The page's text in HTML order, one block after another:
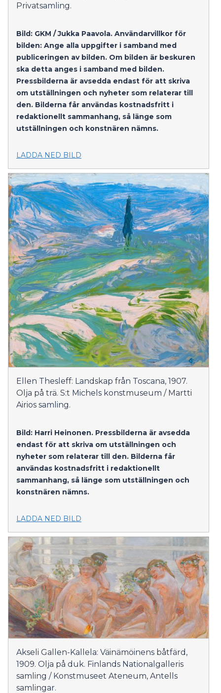
Privatsamling.
Bild: GKM / Jukka Paavola. Användarvillkor för
bilden: Ange alla uppgifter i samband med
publiceringen av bilden. Om bilden är beskuren
ska detta anges i samband med bilden.
Pressbilderna är avsedda endast för att skriva
om utställningen och nyheter som relaterar till
den. Bilderna får användas kostnadsfritt i
redaktionellt sammanhang, så länge som
utställningen och konstnären nämns.
LADDA NED BILD
Ellen Thesleff: Landskap från Toscana, 1907.
Olja på trä. S:t Michels konstmuseum / Martti
Airios samling.
Bild: Harri Heinonen. Pressbilderna är avsedda
endast för att skriva om utställningen och
nyheter som relaterar till den. Bilderna får
användas kostnadsfritt i redaktionellt
sammanhang, så länge som utställningen och
konstnären nämns.
LADDA NED BILD
Akseli Gallen-Kallela: Väinämöinens båtfärd,
1909. Olja på duk. Finlands Nationalgalleris
samling / Konstmuseet Ateneum, Antells
samlingar.